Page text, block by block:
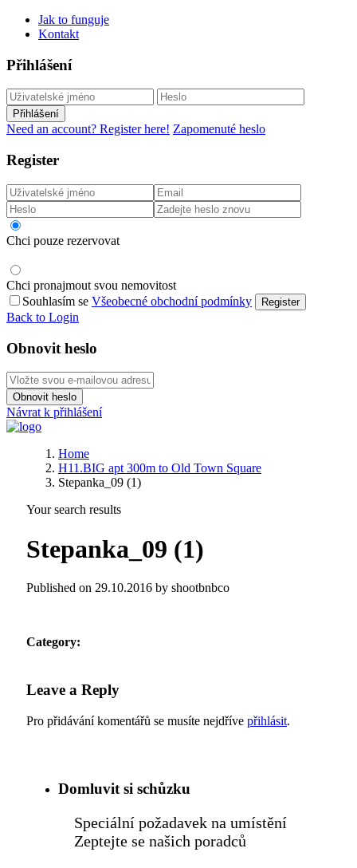
Jak to funguje
Kontakt
Přihlášení
Přihlášení
Need an account? Register here! Zapomenuté heslo
Register
Chci pouze rezervovat
Chci pronajmout svou nemovitost
Souhlasím se Všeobecné obchodní podmínky Register
Back to Login
Obnovit heslo
Obnovit heslo
Návrat k přihlášení
Home
H11.BIG apt 300m to Old Town Square
Stepanka_09 (1)
Your search results
Stepanka_09 (1)
Published on 29.10.2016 by shootbnbco
Category:
Leave a Reply
Pro přidávání komentářů se musíte nejdříve přihlásit.
Domluvit si schůzku
Speciální požadavek na umístění
Zeptejte se našich poradců